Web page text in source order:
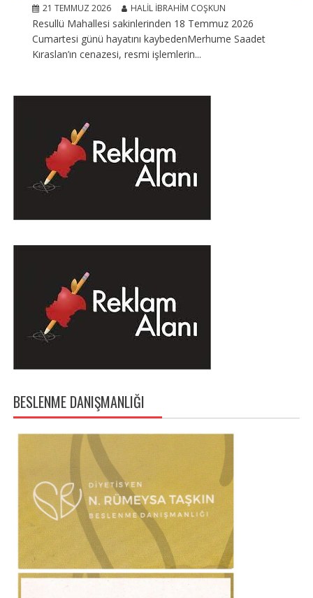
21 TEMMUZ 2026 HALIL İBRAHIM COŞKUN
Resullü Mahallesi sakinlerinden 18 Temmuz 2026
Cumartesi günü hayatını kaybedenMerhume Saadet
Kıraslan’ın cenazesi, resmi işlemlerin...
BESLENME DANIŞMANLIĞI